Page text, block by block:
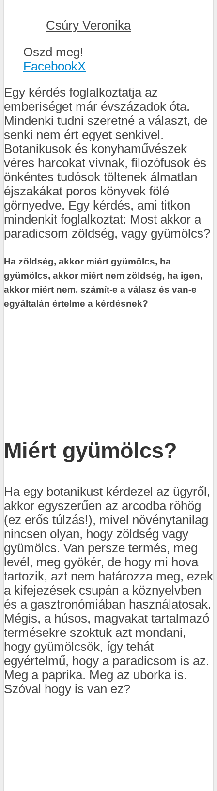
Csúry Veronika
Oszd meg!
FacebookX
Egy kérdés foglalkoztatja az
emberiséget már évszázadok óta.
Mindenki tudni szeretné a választ, de
senki nem ért egyet senkivel.
Botanikusok és konyhaművészek
véres harcokat vívnak, filozófusok és
önkéntes tudósok töltenek álmatlan
éjszakákat poros könyvek fölé
görnyedve. Egy kérdés, ami titkon
mindenkit foglalkoztat: Most akkor a
paradicsom zöldség, vagy gyümölcs?
Ha zöldség, akkor miért gyümölcs, ha
gyümölcs, akkor miért nem zöldség, ha igen,
akkor miért nem, számít-e a válasz és van-e
egyáltalán értelme a kérdésnek?
Miért gyümölcs?
Ha egy botanikust kérdezel az ügyről,
akkor egyszerűen az arcodba röhög
(ez erős túlzás!), mivel növénytanilag
nincsen olyan, hogy zöldség vagy
gyümölcs. Van persze termés, meg
levél, meg gyökér, de hogy mi hova
tartozik, azt nem határozza meg, ezek
a kifejezések csupán a köznyelvben
és a gasztronómiában használatosak.
Mégis, a húsos, magvakat tartalmazó
termésekre szoktuk azt mondani,
hogy gyümölcsök, így tehát
egyértelmű, hogy a paradicsom is az.
Meg a paprika. Meg az uborka is.
Szóval hogy is van ez?